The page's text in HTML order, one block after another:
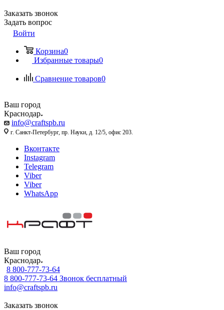
Заказать звонок
Задать вопрос
Войти
Корзина0
Избранные товары0
Сравнение товаров0
Ваш город
Краснодар
info@craftspb.ru
г. Санкт-Петербург, пр. Науки, д. 12/5, офис 203.
Вконтакте
Instagram
Telegram
Viber
Viber
WhatsApp
Ваш город
Краснодар
8 800-777-73-64
8 800-777-73-64 Звонок бесплатный
info@craftspb.ru
Заказать звонок